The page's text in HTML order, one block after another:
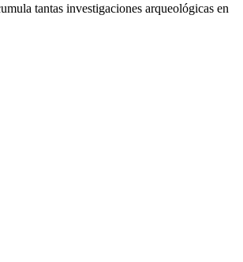
tantas investigaciones arqueológicas en